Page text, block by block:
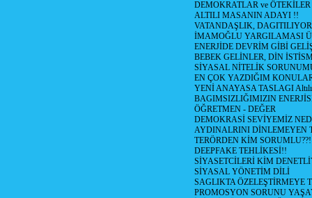
DEMOKRATLAR ve ÖTEKİLER
ALTILI MASANIN ADAYI !!
VATANDAŞLIK,
İMAMOĞLU YARGILAMASI
ENERJİDE DEVRİM GİBİ
BEBEK GELİNLER, DİN
SİYASAL NİTELİK
EN ÇOK YAZDIĞIM
YENİ ANAYASA TASLAGI Altılı
BAGIMSIZLIĞIMIZIN
ÖĞRETMEN - DEĞER
DEMOKRASİ SEVİYEMİZ
AYDINALRINI DİNLEMEYEN
TERÖRDEN KİM
DEEPFAKE TEHLİKESİ!!
SİYASETCİLERİ KİM
SİYASAL YÖNETİM DİLİ
SAGLIKTA ÖZELEŞTİRMEYE
PROMOSYON SORUNU